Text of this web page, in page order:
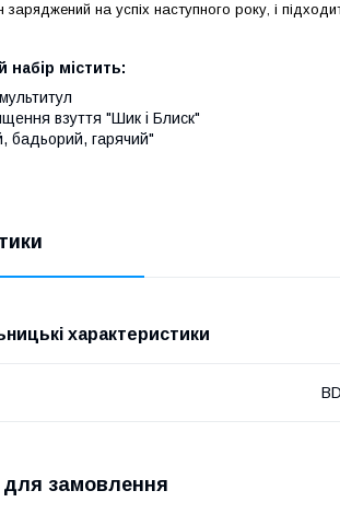
заряджений на успіх наступного року, і
набір містить:
взуття "Шик і Блиск"
бадьорий, гарячий"
характеристики
для замовлення